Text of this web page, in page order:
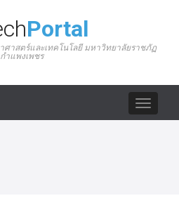
Portal
าสตร์และเทคโนโลยี มหาวิทยาลัยราชภัฏ
กำแพงเพชร
Toggle